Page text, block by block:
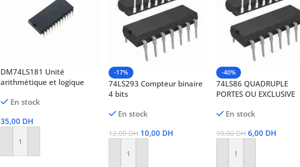
DM74LS181 Unité
arithmétique et logique
En stock
35,00 DH
Ajouter Au Panier
-17%
74LS293 Compteur binaire
4 bits
En stock
12,00DH 10,00 DH
Ajouter Au Panier
-40%
74LS86 QUADRUPLE
PORTES OU EXCLUSIVE
En stock
10,00DH 6,00 DH
Ajouter Au Panier